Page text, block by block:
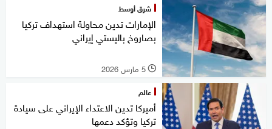
شرق أوسط
الإمارات تدين محاولة استهداف تركيا
بصاروخ باليستي ‎إيراني
l 5 مارس 2026
عالم
أميركا تدين الاعتداء الإيراني على سيادة
تركيا وتؤكد دعمها